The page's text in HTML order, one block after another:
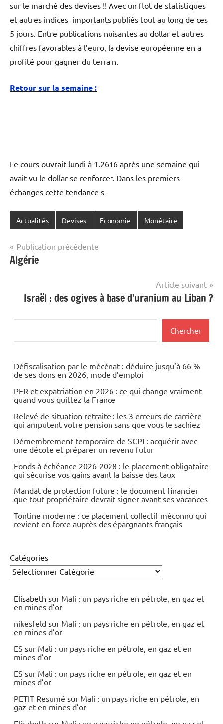
sur le marché des devises !! Avec un flot de statistiques
et autres indices importants publiés tout au long de ces
5 jours. Entre publications nuisantes au dollar et autres
chiffres favorables à l’euro, la devise européenne en a
profité pour gagner du terrain.
Retour sur la semaine :
Le cours ouvrait lundi à 1.2616 après une semaine qui
avait vu le dollar se renforcer. Dans les premiers
échanges cette tendance s
Actualités Devises Economie Monétaire
Navigation
de
Publication précédente
Algérie
Article suivant
Israël : des ogives à base d’uranium au Liban ?
Chercher
Défiscalisation par le mécénat : déduire jusqu’à 66 %
de ses dons en 2026, mode d’emploi
PER et expatriation en 2026 : ce qui change vraiment
quand vous quittez la France
Relevé de situation retraite : les 3 erreurs de carrière
qui amputent votre pension sans que vous le sachiez
Démembrement temporaire de SCPI : acquérir avec
une décote et préparer un revenu futur
Fonds à échéance 2026-2028 : le placement obligataire
qui sécurise vos gains avant la baisse des taux
Mandat de protection future : le document financier
que tout propriétaire devrait signer avant ses vacances
Tontine moderne : ce placement collectif méconnu qui
revient en force auprès des épargnants français
Catégories
Elisabeth sur Mali : un pays riche en pétrole, en gaz et
en mines d’or
nikesfeld sur Mali : un pays riche en pétrole, en gaz et
en mines d’or
ES sur Mali : un pays riche en pétrole, en gaz et en
mines d’or
ES sur Mali : un pays riche en pétrole, en gaz et en
mines d’or
PETIT Resumé sur Mali : un pays riche en pétrole, en
gaz et en mines d’or